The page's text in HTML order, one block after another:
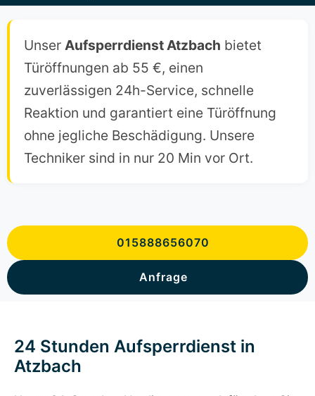
Unser Aufsperrdienst Atzbach bietet
Türöffnungen ab 55 €, einen
zuverlässigen 24h-Service, schnelle
Reaktion und garantiert eine Türöffnung
ohne jegliche Beschädigung. Unsere
Techniker sind in nur 20 Min vor Ort.
015888656070
Anfrage
24 Stunden Aufsperrdienst in
Atzbach